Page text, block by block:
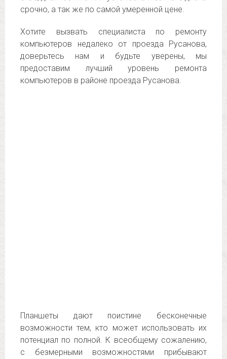
срочно, а так же по самой умеренной цене.
Хотите вызвать специалиста по ремонту
компьютеров недалеко от проезда Русанова,
доверьтесь нам и будьте уверены, мы
предоставим лучший уровень ремонта
компьютеров в районе проезда Русанова.
Планшеты дают поистине бесконечные
возможности тем, кто может использовать их
потенциал по полной. К всеобщему сожалению,
с безмерными возможностями прибывают